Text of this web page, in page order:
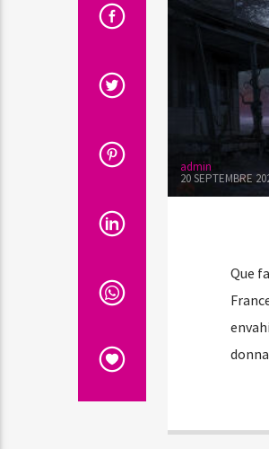
admin
20 SEPTEMBRE
Que